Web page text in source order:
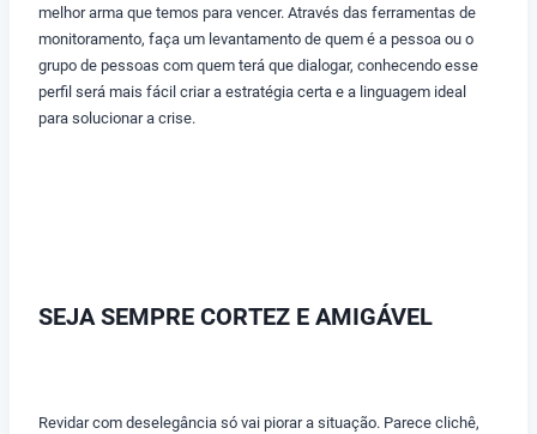
melhor arma que temos para vencer. Através das ferramentas de
monitoramento, faça um levantamento de quem é a pessoa ou o
grupo de pessoas com quem terá que dialogar, conhecendo esse
perfil será mais fácil criar a estratégia certa e a linguagem ideal
para solucionar a crise.
SEJA SEMPRE CORTEZ E AMIGÁVEL
Revidar com deselegância só vai piorar a situação. Parece clichê,